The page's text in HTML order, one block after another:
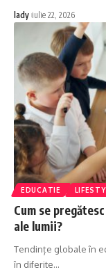
lady iulie 22, 2026
EDUCATIE
Cum se
ale lumii?
Tendințe globale în
în diferite…